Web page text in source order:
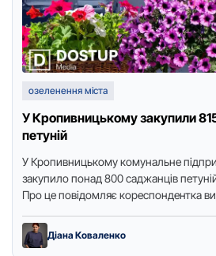
озеленення міста
У Кропивницькому закупили
петуній
У Кропивницькому комунальне
закупило понад 800 саджанців
Про це повідомляє кореспондентка
Діана Коваленко